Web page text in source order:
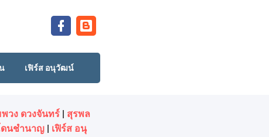
เฟิร์ส อนุวัฒน์
วง ดวงจันทร์| สุรพล
ดนชํานาญ | เฟิร์ส อนุ